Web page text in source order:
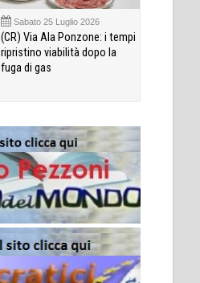
Sabato 25 Luglio 2026
(CR) Via Ala Ponzone: i tempi
ripristino viabilità dopo la
fuga di gas